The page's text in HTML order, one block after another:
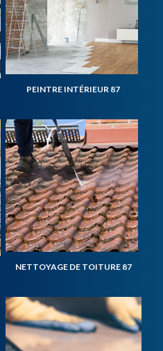
PEINTRE INTÉRIEUR 87
NETTOYAGE DE TOITURE 87